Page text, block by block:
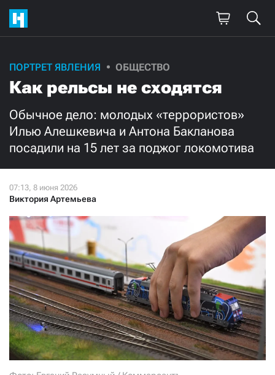
ПОРТРЕТ ЯВЛЕНИЯ ОБЩЕСТВО
Как рельсы не сходятся
Обычное дело: молодых «террористов»
Илью Алешкевича и Антона Бакланова
посадили на 15 лет за поджог локомотива
Виктория Артемьева
Поддержите
нашу работу!
Ежемесячно Разово
3000 1000
Нажимая кнопку «Стать соучастником»,
я принимаю условия и подтверждаю свое гражданство РФ
СТАТЬ СОУЧАСТНИКОМ
ПОДЕЛИТЬСЯ С ДРУЗЬЯМИ
Если у вас есть вопросы, пишите donate@novayagazeta.ruили
звоните:
+7 (929) 612-03-68